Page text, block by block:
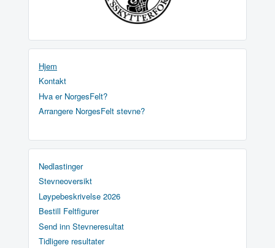
Hjem
Kontakt
Hva er NorgesFelt?
Arrangere NorgesFelt stevne?
Nedlastinger
Stevneoversikt
Løypebeskrivelse 2026
Bestill Feltfigurer
Send inn Stevneresultat
Tidligere resultater